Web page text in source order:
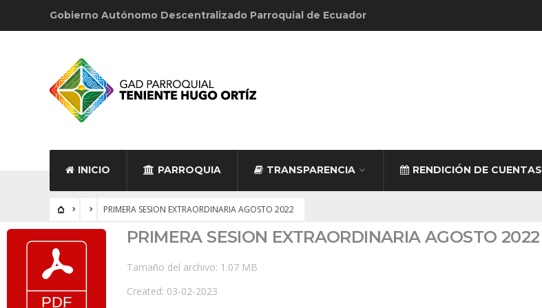
Gobierno Autónomo Descentralizado Parroquial de Ecuador
INICIO PARROQUIA TRANSPARENCIA RENDICIÓN DE CUENTAS
PRIMERA SESION EXTRAORDINARIA AGOSTO 2022
PRIMERA SESION EXTRAORDINARIA AGOSTO 2022
Tamaño del archivo: 1.07 MB
Created: 03-02-2023